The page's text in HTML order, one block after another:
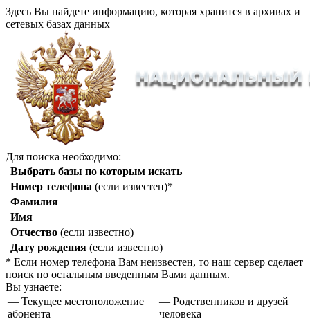
Здесь Вы найдете информацию, которая хранится в архивах и
сетевых базах данных
Для поиска необходимо:
Выбрать базы по которым искать
Номер телефона (если известен)*
Фамилия
Имя
Отчество (если известно)
Дату рождения (если известно)
* Если номер телефона Вам неизвестен, то наш сервер сделает
поиск по остальным введенным Вами данным.
Вы узнаете:
— Текущее местоположение
абонента
— Родственников и друзей
человека